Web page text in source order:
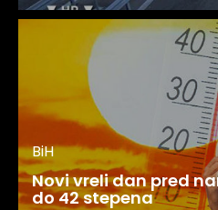
BiH
Novi vreli dan pred
do 42 stepena